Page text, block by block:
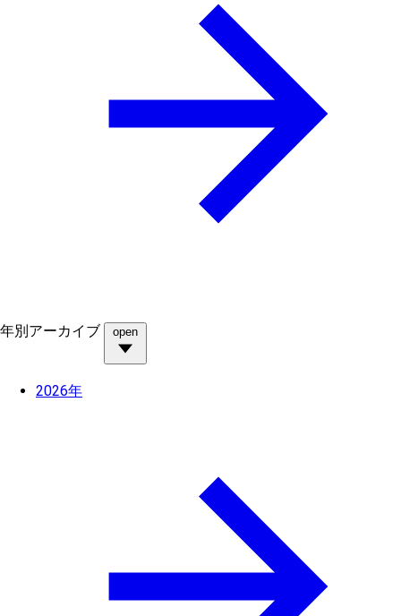
年別アーカイブ open
2026年